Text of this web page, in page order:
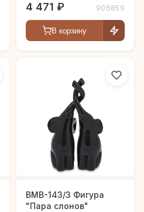
4 471 ₽ 906859
В корзину
BMB-143/3 Фигура
"Пара слонов"